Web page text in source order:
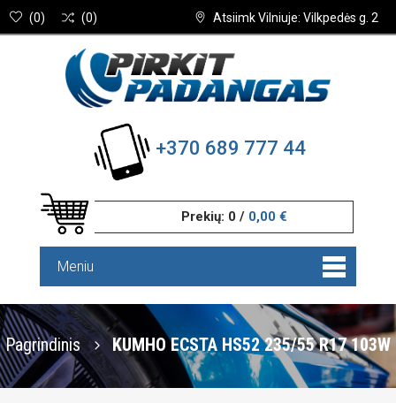
Atsiimk Vilniuje: Vilkpedės g. 2
(0) (0)
+370 689 777 44
Prekių: 0 / 0,00 €
Meniu
Pagrindinis KUMHO ECSTA HS52 235/55 R17 103W